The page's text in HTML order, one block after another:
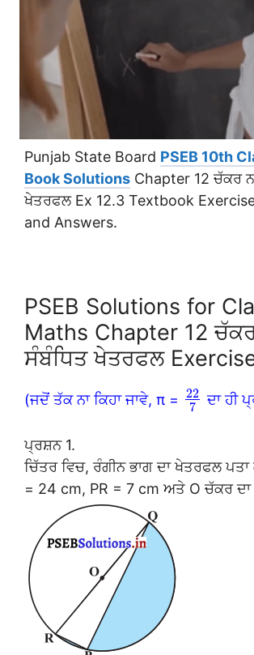
Punjab State Board PSEB 10th
Book Solutions Chapter 12 ਚੱਕਰ
ਖੇਤਰਫਲ Ex 12.3 Textbook
and Answers.
PSEB Solutions for
Maths Chapter 12
ਸੰਬੰਧਿਤ ਖੇਤਰਫਲ
(ਜਦੋਂ ਤੱਕ ਨਾ ਕਿਹਾ ਜਾਵੇ, π =
22
7
ਦਾ ਹੀ
ਪ੍ਰਸ਼ਨ 1.
ਚਿੱਤਰ ਵਿਚ, ਰੰਗੀਨ ਭਾਗ ਦਾ ਖੇਤਰਫਲ
= 24 cm, PR = 7 cm ਅਤੇ O ਚੱਕਰ